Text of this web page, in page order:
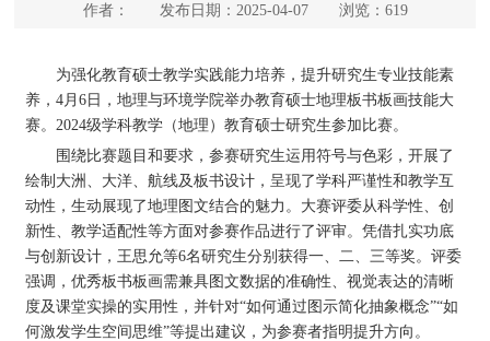
作者： 发布日期：2025-04-07 浏览： 619
为强化教育硕士教学实践能力培养，提升研究生专业技能素
养，4月6日，地理与环境学院举办教育硕士地理板书板画技能大
赛。2024级学科教学（地理）教育硕士研究生参加比赛。
围绕比赛题目和要求，参赛研究生运用符号与色彩，开展了
绘制大洲、大洋、航线及板书设计，呈现了学科严谨性和教学互
动性，生动展现了地理图文结合的魅力。大赛评委从科学性、创
新性、教学适配性等方面对参赛作品进行了评审。凭借扎实功底
与创新设计，王思允等6名研究生分别获得一、二、三等奖。评委
强调，优秀板书板画需兼具图文数据的准确性、视觉表达的清晰
度及课堂实操的实用性，并针对“如何通过图示简化抽象概念”“如
何激发学生空间思维”等提出建议，为参赛者指明提升方向。